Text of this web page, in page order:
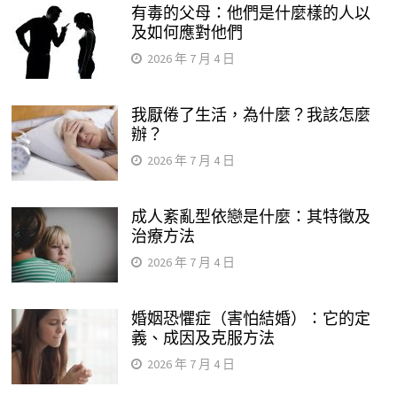
有毒的父母：他們是什麼樣的人以
及如何應對他們
2026 年 7 月 4 日
我厭倦了生活，為什麼？我該怎麼
辦？
2026 年 7 月 4 日
成人紊亂型依戀是什麼：其特徵及
治療方法
2026 年 7 月 4 日
婚姻恐懼症（害怕結婚）：它的定
義、成因及克服方法
2026 年 7 月 4 日